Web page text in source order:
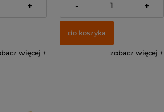
10,54 zł
+
więcej
Cena netto:
13,17 zł
- +
do koszyka
zobacz więcej